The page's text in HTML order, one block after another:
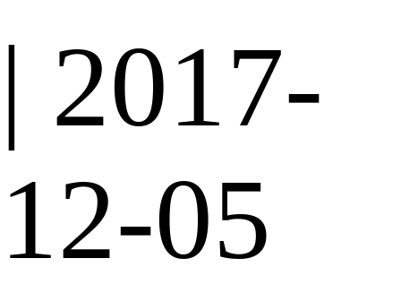
| 2017-
12-05